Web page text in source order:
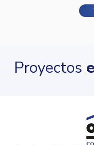
Proyectos